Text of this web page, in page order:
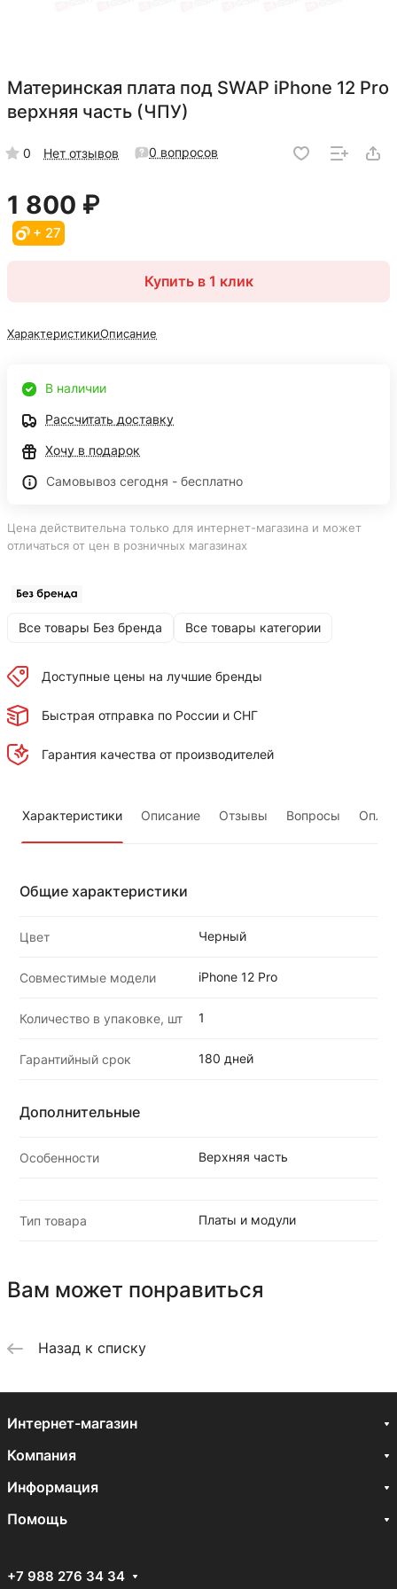
Материнская плата под SWAP iPhone 12 Pro
верхняя часть (ЧПУ)
0 Нет отзывов 0 вопросов
1 800 ₽
+ 27
Купить в 1 клик
ХарактеристикиОписание
В наличии
Рассчитать доставку
Хочу в подарок
Самовывоз сегодня - бесплатно
Цена действительна только для интернет-магазина и может
отличаться от цен в розничных магазинах
Все товары Без бренда Все товары категории
Доступные цены на лучшие бренды
Быстрая отправка по России и СНГ
Гарантия качества от производителей
Характеристики Описание Отзывы Вопросы
Общие характеристики
Цвет Черный
Совместимые модели iPhone 12 Pro
Количество в упаковке, шт 1
Гарантийный срок 180 дней
Дополнительные
Особенности Верхняя часть
Тип товара Платы и модули
Вам может понравиться
Назад к списку
Интернет-магазин
Компания
Информация
Помощь
+7 988 276 34 34